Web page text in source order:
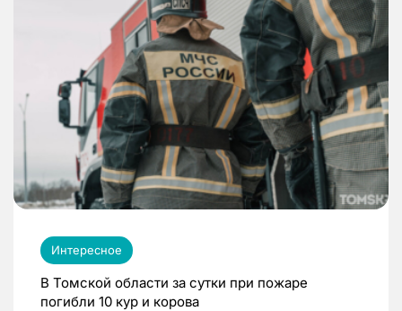
Интересное
В Томской области за сутки при пожаре
погибли 10 кур и корова